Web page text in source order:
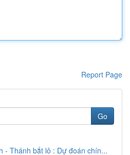
Report Page
Go
- Thánh bắt lô : Dự đoán chín...